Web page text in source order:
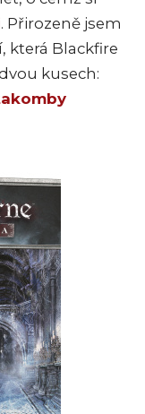
. Přirozeně jsem
která Blackfire
kusech: